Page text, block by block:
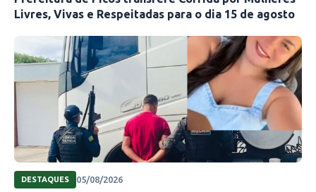
Livres, Vivas e Respeitadas para o dia 15 de agosto
DESTAQUES 05/08/2026